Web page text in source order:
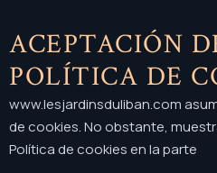
ACEPTACIÓN
POLÍTICA DE
www.lesjardinsduliban.com
de cookies. No obstante,
Política de cookies en la parte